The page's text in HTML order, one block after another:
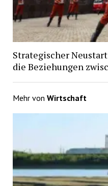
Strategischer
die Beziehungen
Mehr von Wirtschaft